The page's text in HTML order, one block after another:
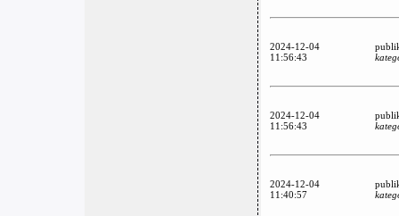
2024-12-04
11:56:43
2024-12-04
11:56:43
2024-12-04
11:40:57